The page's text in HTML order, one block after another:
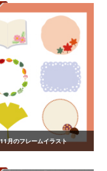
11月のフレームイラスト